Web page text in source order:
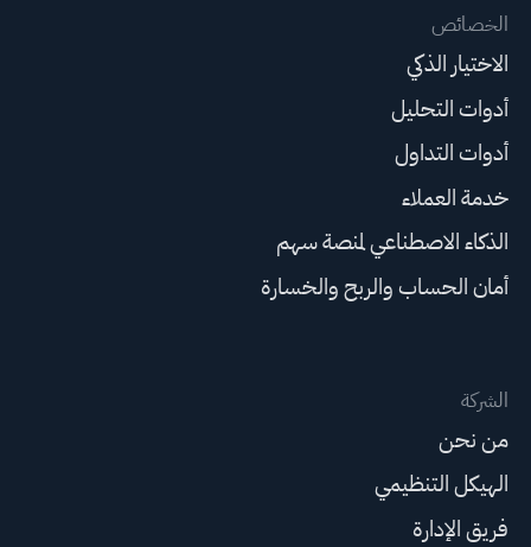
الخصائص
الاختيار الذكي
أدوات التحليل
أدوات التداول
خدمة العملاء
الذكاء الاصطناعي لمنصة سهم
أمان الحساب والربح والخسارة
الشركة
من نحن
الهيكل التنظيمي
فريق الإدارة